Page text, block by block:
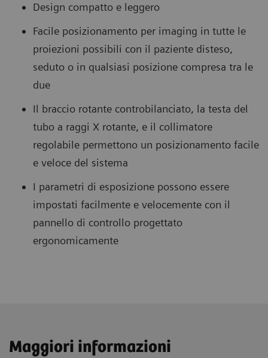
Design compatto e leggero
Facile posizionamento per imaging in tutte le
proiezioni possibili con il paziente disteso,
seduto o in qualsiasi posizione compresa tra le
due
Il braccio rotante controbilanciato, la testa del
tubo a raggi X rotante, e il collimatore
regolabile permettono un posizionamento facile
e veloce del sistema
I parametri di esposizione possono essere
impostati facilmente e velocemente con il
pannello di controllo progettato
ergonomicamente
Maggiori informazioni